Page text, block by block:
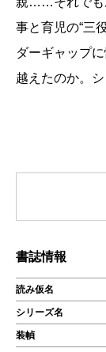
事と育児の“三
ダーギャップ
越えたのか。
書誌情報
読み仮名
シリーズ名
装幀